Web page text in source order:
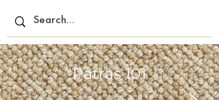
Patras 101